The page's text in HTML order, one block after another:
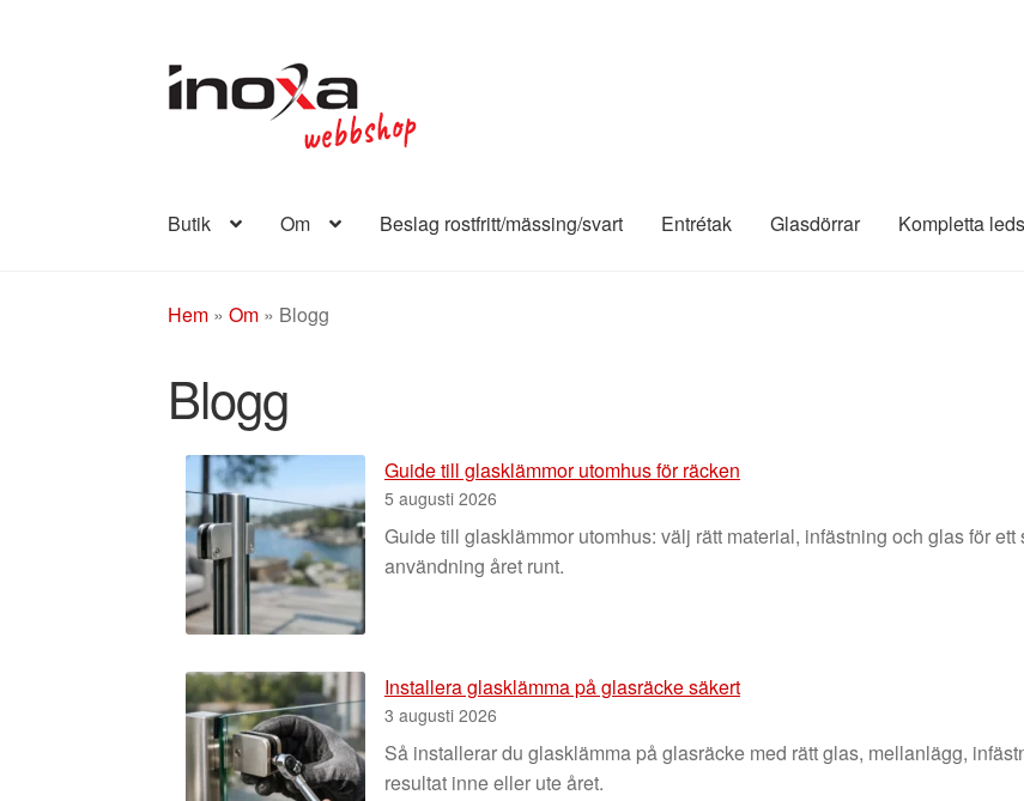
Hoppa
till
Hoppa
till
Butik Om Beslag rostfritt/mässing/svart Entrétak Glasdörrar Kompletta
Hem »Om » Blogg
Blogg
Guide till glasklämmor utomhus för räcken
5 augusti 2026
Guide till glasklämmor utomhus: välj rätt material, infästning och glas för
användning året runt.
Installera glasklämma på glasräcke säkert
3 augusti 2026
Så installerar du glasklämma på glasräcke med rätt glas, mellanlägg,
resultat inne eller ute året.